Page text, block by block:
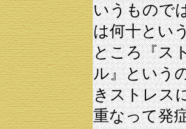
いうもので
は何十とい
ところ『ス
ル』という
きストレス
重なって発